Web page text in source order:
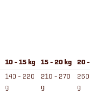
10 - 15 kg 15 - 20 kg 20 -
140 - 220
g
210 - 270
g
260 -
g